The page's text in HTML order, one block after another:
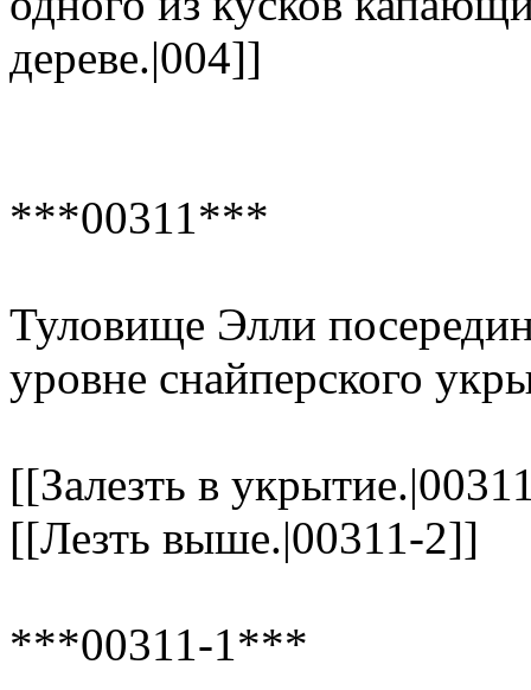
дереве.|004]]
***00311***
Туловище Элли
уровне снайперского
[[Залезть в
[[Лезть выше.|00311-2]]
***00311-1***